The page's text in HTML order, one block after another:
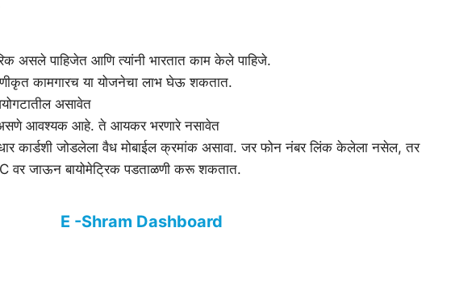
असले पाहिजेत आणि त्यांनी भारतात काम केले पाहिजे.
कामगारच या योजनेचा लाभ घेऊ शकतात.
असावेत
असणे आवश्यक आहे. ते आयकर भरणारे नसावेत
कार्डशी जोडलेला वैध मोबाईल क्रमांक असावा. जर फोन नंबर लिंक केलेला नसेल, तर
वर जाऊन बायोमेट्रिक पडताळणी करू शकतात.
E -Shram Dashboard